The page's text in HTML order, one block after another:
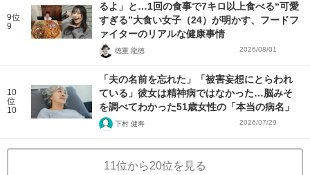
9位
9
るよ」と…1回の食事で7キロ以上食べる“可愛
すぎる”大食い女子（24）が明かす、フードフ
ァイターのリアルな健康事情
徳重 龍徳 2026/08/01
10
位
10
「夫の名前を忘れた」「被害妄想にとらわれ
ている」彼女は精神病ではなかった…脳みそ
を調べてわかった51歳女性の「本当の病名」
下村 健寿 2026/07/29
11位から20位を見る